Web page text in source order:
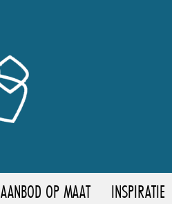
AANBOD OP MAAT INSPIRATIE